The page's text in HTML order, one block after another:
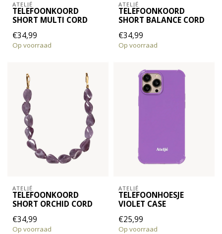
ATELJÉ
TELEFOONKOORD
SHORT MULTI CORD
€34,99
Op voorraad
ATELJÉ
TELEFOONKOORD
SHORT BALANCE CORD
€34,99
Op voorraad
ATELJÉ
TELEFOONKOORD
SHORT ORCHID CORD
€34,99
Op voorraad
ATELJÉ
TELEFOONHOESJE
VIOLET CASE
€25,99
Op voorraad